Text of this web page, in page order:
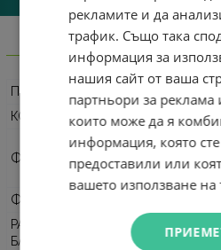
ПРОИЗВОДИТЕЛ
КОД НА ПРОИЗВОДИТЕЛЯ
ФОРМАТ
ФОРМ ФАКТОР
РАЗПОЛОЖЕНИЕ ЗАХРАНВАЩ
БЛОК
рекламите и да
трафик. Също така
информация за
нашия сайт от ваша
партньори за реклама
които може да я
информация, която
предоставили или
вашето използване на